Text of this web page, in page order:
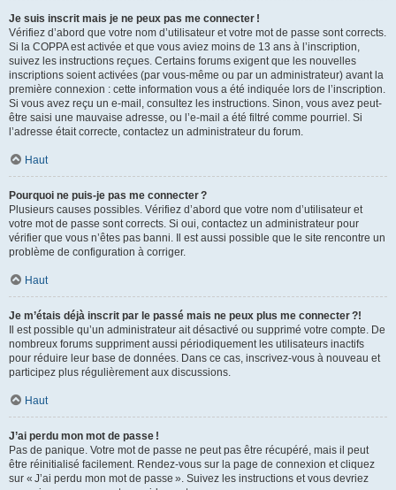
Je suis inscrit mais je ne peux pas me connecter !
Vérifiez d’abord que votre nom d’utilisateur et votre mot de passe sont corrects.
Si la COPPA est activée et que vous aviez moins de 13 ans à l’inscription,
suivez les instructions reçues. Certains forums exigent que les nouvelles
inscriptions soient activées (par vous-même ou par un administrateur) avant la
première connexion : cette information vous a été indiquée lors de l’inscription.
Si vous avez reçu un e-mail, consultez les instructions. Sinon, vous avez peut-
être saisi une mauvaise adresse, ou l’e-mail a été filtré comme pourriel. Si
l’adresse était correcte, contactez un administrateur du forum.
Haut
Pourquoi ne puis-je pas me connecter ?
Plusieurs causes possibles. Vérifiez d’abord que votre nom d’utilisateur et
votre mot de passe sont corrects. Si oui, contactez un administrateur pour
vérifier que vous n’êtes pas banni. Il est aussi possible que le site rencontre un
problème de configuration à corriger.
Haut
Je m’étais déjà inscrit par le passé mais ne peux plus me connecter ?!
Il est possible qu’un administrateur ait désactivé ou supprimé votre compte. De
nombreux forums suppriment aussi périodiquement les utilisateurs inactifs
pour réduire leur base de données. Dans ce cas, inscrivez-vous à nouveau et
participez plus régulièrement aux discussions.
Haut
J’ai perdu mon mot de passe !
Pas de panique. Votre mot de passe ne peut pas être récupéré, mais il peut
être réinitialisé facilement. Rendez-vous sur la page de connexion et cliquez
sur « J’ai perdu mon mot de passe ». Suivez les instructions et vous devriez